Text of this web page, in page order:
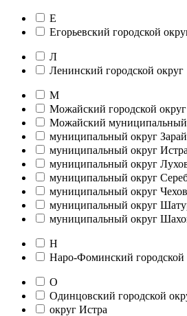
Е
Егорьевский городской
Л
Ленинский городской округ
М
Можайский городской округ
Можайский муниципальный
муниципальный округ
муниципальный округ Истра
муниципальный округ
муниципальный округ
муниципальный округ Чехов
муниципальный округ
муниципальный округ
Н
Наро-Фоминский городской
О
Одинцовский городской
округ Истра